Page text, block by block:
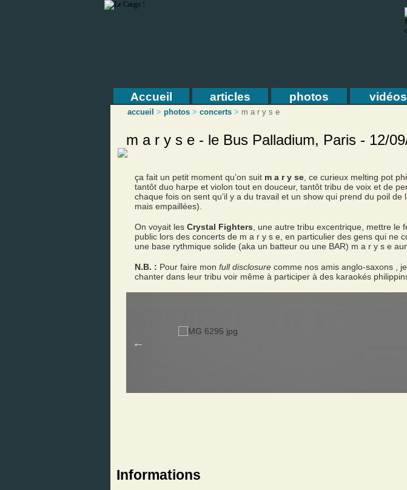
Accueil articles photos vidéos
accueil > photos > concerts > m a r y s e
m a r y s e - le Bus Palladium, Paris - 12/
ça fait un petit moment qu’on suit m a r y se , ce curieux melting pot
tantôt duo harpe et violon tout en douceur, tantôt tribu de voix et de
chaque fois on sent qu’il y a du travail et un show qui prend du poil
mais empaillées).
On voyait les Crystal Fighters , une autre tribu excentrique, mettre
public lors des concerts de m a r y s e, en particulier des gens qui ne
une base rythmique solide (aka un batteur ou une BAR) m a r y s e
N.B. : Pour faire mon full disclosure comme nos amis anglo-saxons ,
chanter dans leur tribu voir même à participer à des karaokés
Informations